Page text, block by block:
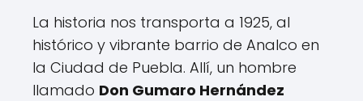
La historia nos transporta a 1925, al
histórico y vibrante barrio de Analco en
la Ciudad de Puebla. Allí, un hombre
llamado Don Gumaro Hernández